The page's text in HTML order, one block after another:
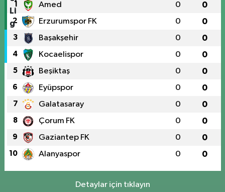
1 Amed 0 0
2 Erzurumspor FK 0 0
3 Başakşehir 0 0
4 Kocaelispor 0 0
5 Beşiktaş 0 0
6 Eyüpspor 0 0
7 Galatasaray 0 0
8 Çorum FK 0 0
9 Gaziantep FK 0 0
10 Alanyaspor 0 0
Detaylar için tıklayın